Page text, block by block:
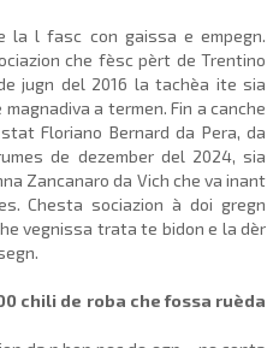
la l fasc con gaissa e empegn.
che fèsc pèrt de Trentino
jugn del 2016 la tachèa ite sia
a termen. Fin a canche
Floriano Bernard da Pera, da
de dezember del 2024, sia
Zancanaro da Vich che va inant
Chesta sociazion à doi gregn
vegnissa trata te bidon e la dèr
chili de roba che fossa ruèda